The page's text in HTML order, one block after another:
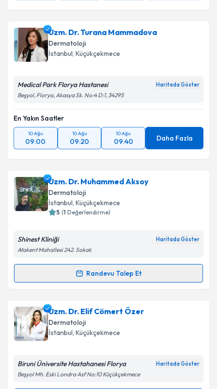
Uzm. Dr. Turana Mammadova
Dermatoloji
İstanbul, Küçükçekmece
Medical Park Florya Hastanesi Haritada Göster
Beşyol, Florya, Akasya Sk. No:4 D:1, 34295
En Yakın Saatler
10 Ağu
09:00
10 Ağu
09:20
10 Ağu
09:40 Daha Fazla
Uzm. Dr. Muhammed Aksoy
Dermatoloji
İstanbul, Küçükçekmece
5 (1 Değerlendirme)
Shinest Kliniği Haritada Göster
Atakent Mahallesi 242. Sokak
Randevu Talep Et
Randevu Takvimi Talebi
Uzm. Dr. Muhammed Aksoy için randevu takvimi
talebi oluşturun. Size bu uzmandan randevu almanız
için bir takvim hazırlandığında e-posta ile
bilgilendireceğiz.
E-posta Adresiniz
Uzm. Dr. Elif Cömert Özer
Dermatoloji
İstanbul, Küçükçekmece
Biruni Üniversite Hastahanesi Florya Haritada Göster
Beşyol Mh. Eski Londra Asf No:10 Küçükçekmece‎